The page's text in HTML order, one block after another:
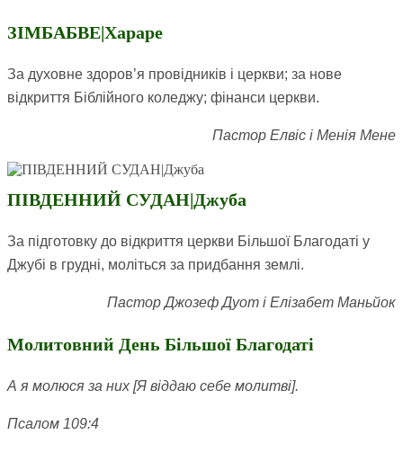
ЗІМБАБВЕ|Хараре
За духовне здоров’я провідників і церкви; за нове
відкриття Біблійного коледжу; фінанси церкви.
Пастор Елвіс і Менія Мене
ПІВДЕННИЙ СУДАН|Джуба
За підготовку до відкриття церкви Більшої Благодаті у
Джубі в грудні, моліться за придбання землі.
Пастор Джозеф Дуот і Елізабет Маньйок
Молитовний День Більшої Благодаті
А я молюся за них [Я віддаю себе молитві].
Псалом 109:4